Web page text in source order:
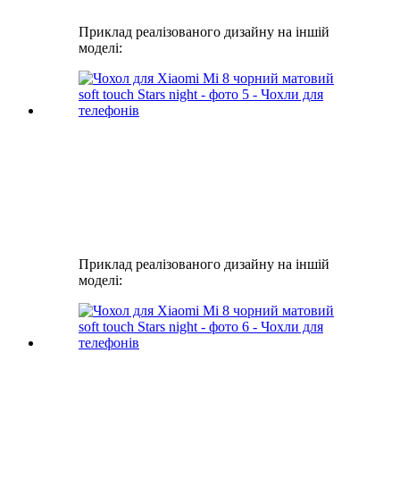
Приклад реалізованого дизайну на іншій
моделі:
Приклад реалізованого дизайну на іншій
моделі: